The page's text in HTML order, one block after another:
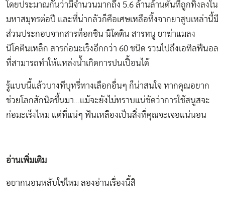
โดยประมาณกันว่ามีจำนวนมากถึง 5.6 ล้านล้านตันที่ถูกทิ้งลงใน
มหาสมุทรต่อปี และที่น่ากลัวก็คือเศษเหลือทิ้งจากยาสูบเหล่านี้มี
ส่วนประกอบจากสารท็อกซิน นิโคติน สารหนู ยาฆ่าแมลง
นิโคตินเหล็ก สารก่อมะเร็งอีกกว่า 60 ชนิด รวมไปถึงเอทิลฟีนอล
ที่สามารถทำให้แหล่งน้ำเกิดการปนเปื้อนได้
รู้แบบนี้แล้วบางทีบุหรี่ทางเลือกอื่นๆ ก็น่าสนใจ หากคุณอยาก
ช่วยโลกสักนิดขึ้นมา…แม้จะยังไม่ทราบแน่ชัดว่าการใช้สนูสจะ
ก่อมะเร็งไหม แต่ที่แน่ๆ ฟันเหลืองเป็นสิ่งที่คุณจะเจอแน่นอน
อ่านเพิ่มเติม
อยากนอนหลับใช่ไหม ลองอ่านเรื่องนี้สิ